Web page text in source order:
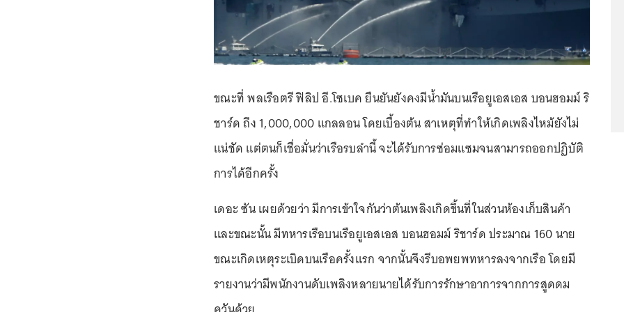
ขณะที่ พลเรือตรี ฟิลิป อี.โซเบค ยืนยันยังคงมีน้ำมันบนเรือยูเอสเอส บอนฮอมม์ ริ
ชาร์ด ถึง 1,000,000 แกลลอน โดยเบื้องต้น สาเหตุที่ทำให้เกิดเพลิงไหม้ยังไม่
แน่ชัด แต่ตนก็เชื่อมั่นว่าเรือรบลำนี้ จะได้รับการซ่อมแซมจนสามารถออกปฏิบัติ
การได้อีกครั้ง
เดอะ ซัน เผยด้วยว่า มีการเข้าใจกันว่าต้นเพลิงเกิดขึ้นที่ในส่วนห้องเก็บสินค้า
และขณะนั้น มีทหารเรือบนเรือยูเอสเอส บอนฮอมม์ ริชาร์ด ประมาณ 160 นาย
ขณะเกิดเหตุระเบิดบนเรือครั้งแรก จากนั้นจึงรีบอพยพทหารลงจากเรือ โดยมี
รายงานว่ามีพนักงานดับเพลิงหลายนายได้รับการรักษาอาการจากการสูดดม